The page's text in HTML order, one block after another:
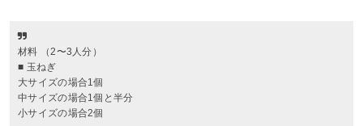
材料 （2〜3人分）
■ 玉ねぎ
大サイズの場合1個
中サイズの場合1個と半分
小サイズの場合2個